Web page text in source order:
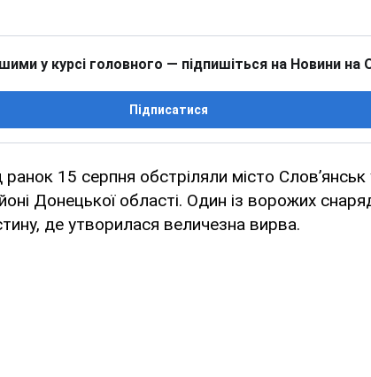
у курсі головного — підпишіться на Новини на
Підписатися
ранок 15 серпня обстріляли місто Слов’янськ
Донецької області. Один із ворожих
де утворилася величезна вирва.